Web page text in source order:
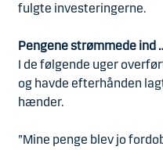
fulgte investeringerne.
Pengene strømmede ind
I de følgende uger
og havde efterhånden
hænder.
”Mine penge blev jo